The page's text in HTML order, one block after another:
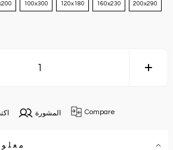
100x300 120x180 160x230 200x290
المشورة Compare